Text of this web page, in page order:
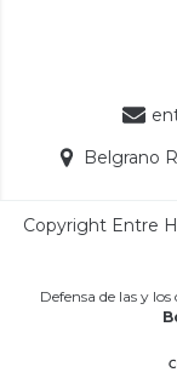
Belgrano
Copyright Entre
Defensa de las y